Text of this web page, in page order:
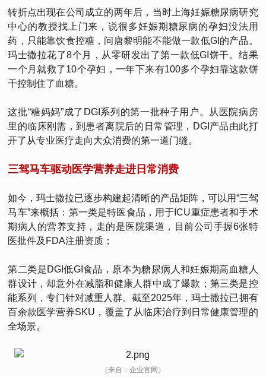
转折点出现在公司成立的两年后，当时上海妊娠糖尿病研究
中心的教授找上门来，说很多妊娠期糖尿病的孕妇没法用
药，只能靠饮食控糖，问唐黎明能不能做一款低GI的产品。
玛士撒拉花了8个月，从零研发出了第一款低GI饼干。结果
一个月就救了10个孕妇，一年下来有100多个孕妇靠这款饼
干控制住了血糖。
这批“糖妈妈”成了DGI系列的第一批种子用户。从医院病房
里的临床刚需，到患者离院后的日常管理，DGI产品由此打
开了从专业医疗走向大众消费的第一道门缝。
三驾马车驱动医学营养走进日常消费
如今，玛士撒拉已逐步构建起清晰的产品矩阵，可以用“三驾
马车”来概括：第一类是特医食品，用于ICU重症患者和手术
期病人的营养支持，走的是医院渠道，目前公司手握6张特
医批件及FDA注册资质；
第二类是DGI低GI食品，原本为糖尿病人和妊娠期高血糖人
群设计，却意外在减脂和健康人群中成了爆款；第三类是控
能系列，专门针对减重人群。截至2025年，玛士撒拉已拥有
百余款医学营养SKU，覆盖了从临床治疗到日常健康管理的
全场景。
（来自：企业官网）